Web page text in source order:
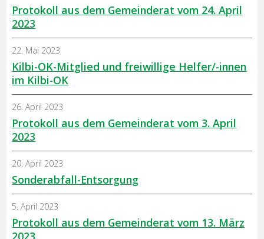
Protokoll aus dem Gemeinderat vom 24. April
2023
Kilbi-OK-Mitglied und freiwillige Helfer/-innen
im Kilbi-OK
22. Mai 2023
Protokoll aus dem Gemeinderat vom 3. April
2023
26. April 2023
Sonderabfall-Entsorgung
20. April 2023
Protokoll aus dem Gemeinderat vom 13. März
2023
5. April 2023